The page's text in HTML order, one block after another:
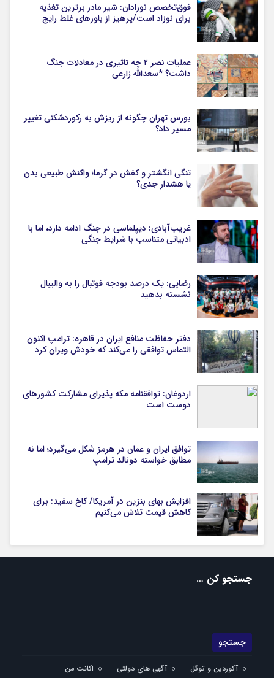
فوق‌تخصص نوزادان: شیر مادر برترین تغذیه
برای نوزاد است/پرهیز از باورهای غلط رایج
عملیات نصر ۲ چه تاثیری در معادلات جنگ
داشت؟ *سعدالله زارعی
بورس تهران چگونه از ریزش به رکوردشکنی تغییر
مسیر داد؟
تنگی انگشتر و کفش در گرما؛ واکنش طبیعی بدن
یا هشدار جدی؟
غریب‌آبادی: دیپلماسی در جنگ ادامه دارد، اما با
ادبیاتی متناسب با شرایط جنگی
رضایی: یک درصد بودجه فوتبال را به والیبال
نشسته بدهید
دفتر حفاظت منافع ایران در قاهره: ترامپ اکنون
التماس توافقی را می‌کند که خودش ویران کرد
اردوغان: توافقنامه مکه پذیرای مشارکت کشورهای
دوست است
توافق ایران و عمان در هرمز شکل می‌گیرد؛ اما نه
مطابق خواسته دونالد ترامپ
افزایش بهای بنزین در آمریکا/ کاخ سفید: برای
کاهش قیمت تلاش می‌کنیم
جستجو کن …
آکوردین و توگل آگهی های دولتی اکانت من